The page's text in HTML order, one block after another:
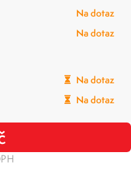
Na dotaz
Na dotaz
Na dotaz
Na dotaz